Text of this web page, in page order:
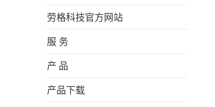
劳格科技官方网站
服 务
产 品
产品下载